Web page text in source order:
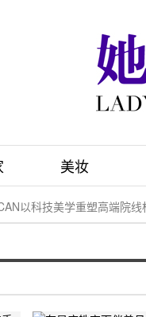
美妆
以科技美学重塑高端院线
牌UCAN：为院线机构提
牌UCAN：为院线机构提
技养妆，定制化抗衰